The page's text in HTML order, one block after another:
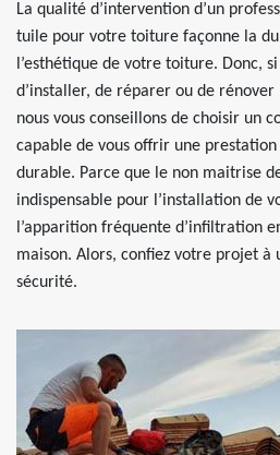
La qualité d’intervention d’un
tuile pour votre toiture façonne la
l’esthétique de votre toiture. Donc,
d’installer, de réparer ou de
nous vous conseillons de choisir un
capable de vous offrir une
durable. Parce que le non maitrise
indispensable pour l’installation de
l’apparition fréquente d’infiltration
maison. Alors, confiez votre projet à
sécurité.